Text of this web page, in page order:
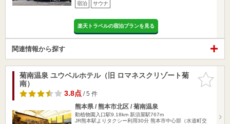
宿泊 サウナ
楽天トラベルの宿泊プランを見る
関連情報から探す
お気に入
りに追加
菊南温泉 ユウベルホテル（旧 ロマネスクリゾート菊
南）
3.8点/ 5 件
熊本県 / 熊本市北区 / 菊南温泉
動植物園入口駅9.18km 新須屋駅767m
JR熊本駅よりタクシー利用30分 熊本市中心部（水道町交